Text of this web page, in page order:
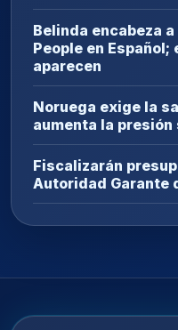
Belinda encabeza
People en
aparecen
Noruega exige la
aumenta la presión
Fiscalizarán
Autoridad Garante